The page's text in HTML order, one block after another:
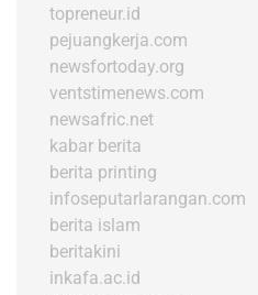
topreneur.id
pejuangkerja.com
newsfortoday.org
ventstimenews.com
newsafric.net
kabar berita
berita printing
infoseputarlarangan.com
berita islam
beritakini
inkafa.ac.id